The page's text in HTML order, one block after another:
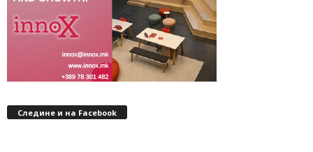
Следине и на Facebook